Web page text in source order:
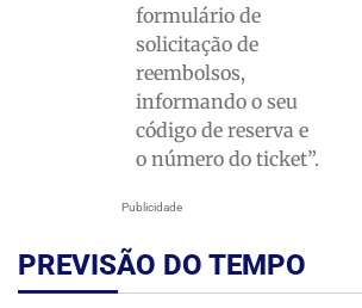
Publicidade
formulário de
solicitação de
reembolsos,
informando o seu
código de reserva e
o número do ticket”.
PREVISÃO DO TEMPO